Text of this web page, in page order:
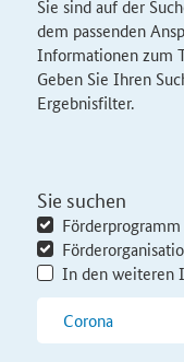
Sie sind auf der
dem passenden
Informationen zum
Geben Sie Ihren
Ergebnisfilter.
Sie suchen
Förderprogramm
In den weiteren